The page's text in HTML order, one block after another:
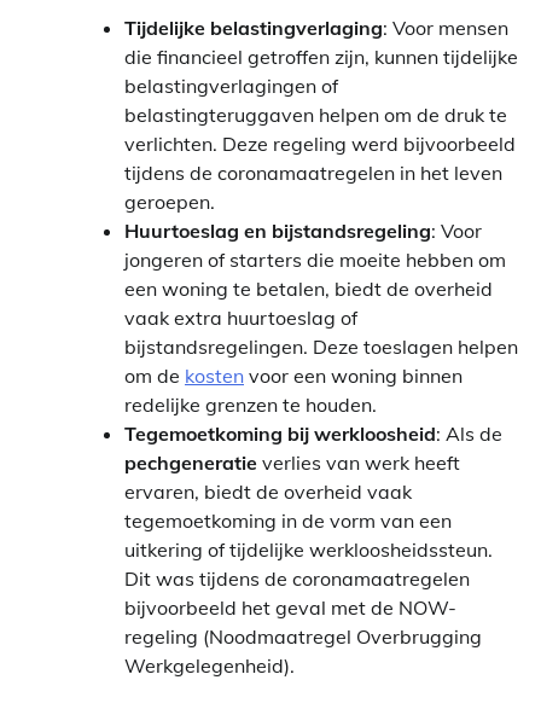
Tijdelijke belastingverlaging: Voor mensen
die financieel getroffen zijn, kunnen tijdelijke
belastingverlagingen of
belastingteruggaven helpen om de druk te
verlichten. Deze regeling werd bijvoorbeeld
tijdens de coronamaatregelen in het leven
geroepen.
Huurtoeslag en bijstandsregeling: Voor
jongeren of starters die moeite hebben om
een woning te betalen, biedt de overheid
vaak extra huurtoeslag of
bijstandsregelingen. Deze toeslagen helpen
om de kosten voor een woning binnen
redelijke grenzen te houden.
Tegemoetkoming bij werkloosheid: Als de
pechgeneratie verlies van werk heeft
ervaren, biedt de overheid vaak
tegemoetkoming in de vorm van een
uitkering of tijdelijke werkloosheidssteun.
Dit was tijdens de coronamaatregelen
bijvoorbeeld het geval met de NOW-
regeling (Noodmaatregel Overbrugging
Werkgelegenheid).